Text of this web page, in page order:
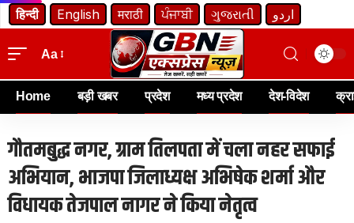
हिन्दी English मराठी ਪੰਜਾਬੀ ગુજરાતી اردو
Aa
Home बड़ी खबर प्रदेश मध्य प्रदेश देश-विदेश
गौतमबुद्ध नगर, ग्राम तिलपता में चला नहर सफाई
अभियान, भाजपा जिलाध्यक्ष अभिषेक शर्मा और
विधायक तेजपाल नागर ने किया नेतृत्व